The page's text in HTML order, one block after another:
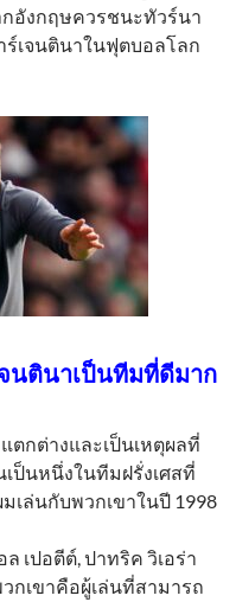
กอังกฤษควรชนะทัวร์นา
ร์เจนตินาในฟุตบอลโลก
นตินาเป็นทีมที่ดีมาก
ตกต่างและเป็นเหตุผลที่
ป็นหนึ่งในทีมฝรั่งเศสที่
เล่นกับพวกเขาในปี 1998
เปอตีต์, ปาทริค วิเอร่า
กเขาคือผู้เล่นที่สามารถ